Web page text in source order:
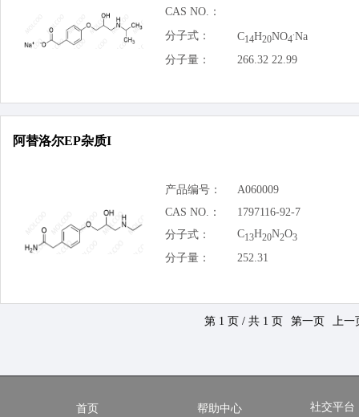
CAS NO.：
分子式：
C14H20NO4
.Na
分子量：
266.32 22.99
阿替洛尔EP杂质I
产品编号：
A060009
CAS NO.：
1797116-92-7
分子式：
C13H20N2O3
分子量： 252.31
第 1 页 / 共 1 页 第一页 上一
首页 帮助中心 社交平台